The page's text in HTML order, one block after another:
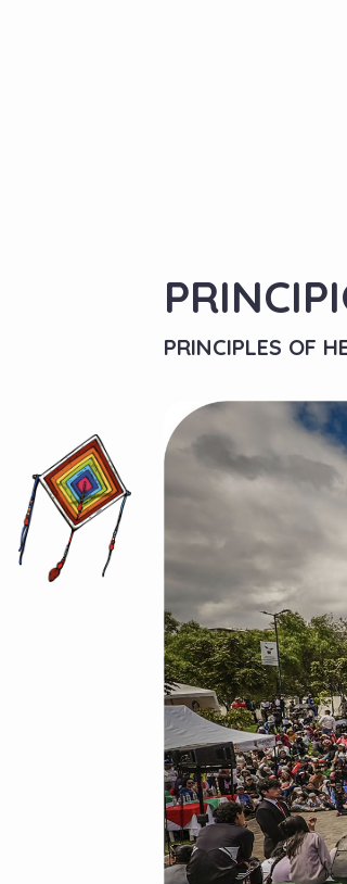
PRINCIPLES OF